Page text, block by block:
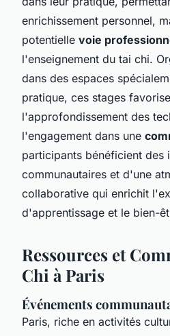
enrichissement personnel,
potentielle voie
l'enseignement du tai chi.
dans des espaces
pratique, ces stages
l'approfondissement des
l'engagement dans une
participants bénéficient des
communautaires et d'une
collaborative qui enrichit
d'apprentissage et le bien-
Ressources et
Chi à Paris
Événements
Paris, riche en activités